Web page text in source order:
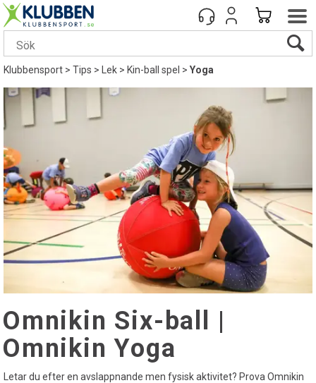
Klubbensport>Tips> Lek>Kin-ball spel >Yoga
Omnikin Six-ball |
Omnikin Yoga
Letar du efter en avslappnande men fysisk aktivitet? Prova Omnikin